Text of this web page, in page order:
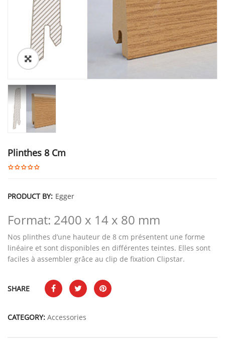
Plinthes 8 Cm
PRODUCT BY: Egger
Format: 2400 x 14 x 80 mm
Nos plinthes d’une hauteur de 8 cm présentent une forme
linéaire et sont disponibles en différentes teintes. Elles sont
faciles à assembler grâce au clip de fixation Clipstar.
SHARE
CATEGORY: Accessories